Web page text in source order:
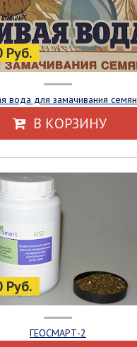
Руб.
вода для замачивания семян
В КОРЗИНУ
Руб.
ГЕОСМАРТ-2